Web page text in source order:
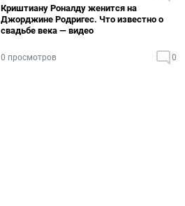
Криштиану Роналду женится на
Джорджине Родригес. Что известно о
свадьбе века — видео
0 просмотров 0